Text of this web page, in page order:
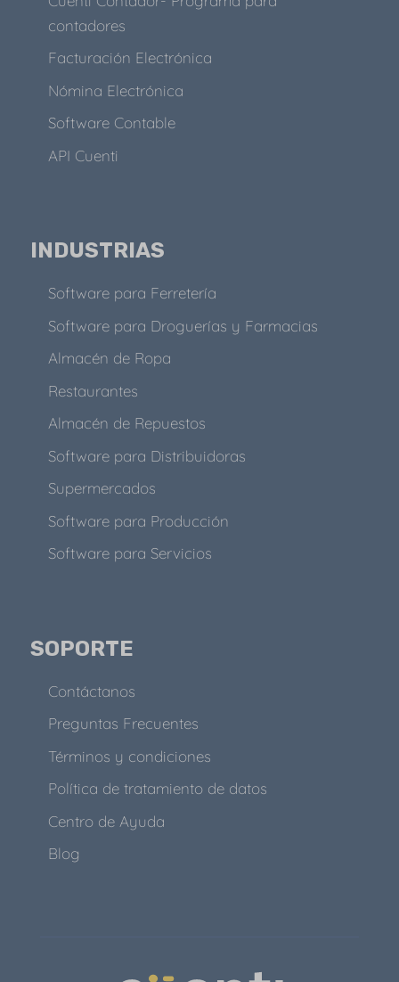
contadores
Facturación Electrónica
Nómina Electrónica
Software Contable
API Cuenti
INDUSTRIAS
Software para Ferretería
Software para Droguerías y Farmacias
Almacén de Ropa
Restaurantes
Almacén de Repuestos
Software para Distribuidoras
Supermercados
Software para Producción
Software para Servicios
SOPORTE
Contáctanos
Preguntas Frecuentes
Términos y condiciones
Política de tratamiento de datos
Centro de Ayuda
Blog